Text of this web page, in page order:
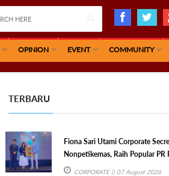
OPINION EVENT COMMUNITY
TERBARU
Fiona Sari Utami Corporate
Nonpetikemas, Raih Popular PR
CORPORATE|| 07 August 2026